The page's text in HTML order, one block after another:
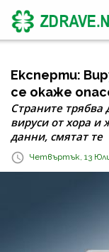
Експерти:
се окаже
Страните трябва
вируси от хора и
данни, смятат те
Четвъртък, 13 Юли